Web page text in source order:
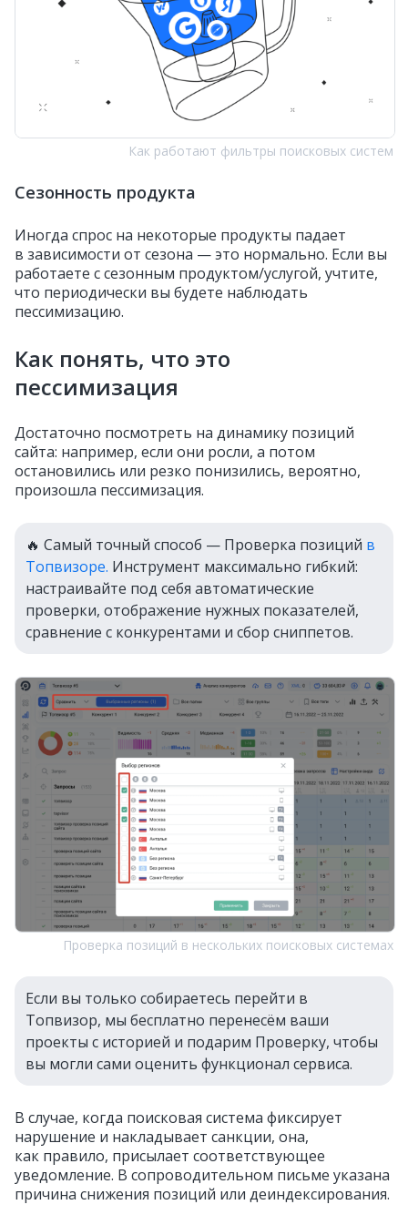
Как работают фильтры поисковых систем
Сезонность продукта
Иногда спрос на некоторые продукты падает
в зависимости от сезона — это нормально. Если вы
работаете с сезонным продуктом/услугой, учтите,
что периодически вы будете наблюдать
пессимизацию.
Как понять, что это
пессимизация
Достаточно посмотреть на динамику позиций
сайта: например, если они росли, а потом
остановились или резко понизились, вероятно,
произошла пессимизация.
🔥 Самый точный способ — Проверка позиций в
Топвизоре. Инструмент максимально гибкий:
настраивайте под себя автоматические
проверки, отображение нужных показателей,
сравнение с конкурентами и сбор сниппетов.
Проверка позиций в нескольких поисковых системах
Если вы только собираетесь перейти в
Топвизор, мы бесплатно перенесём ваши
проекты с историей и подарим Проверку, чтобы
вы могли сами оценить функционал сервиса.
В случае, когда поисковая система фиксирует
нарушение и накладывает санкции, она,
как правило, присылает соответствующее
уведомление. В сопроводительном письме указана
причина снижения позиций или деиндексирования.